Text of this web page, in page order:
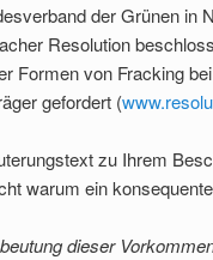
der Grünen in
Resolution
Formen von Fracking
gefordert (
zu Ihrem
warum ein
dieser